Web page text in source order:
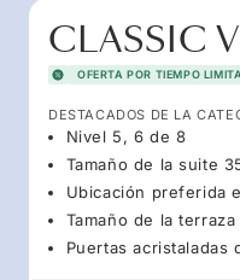
CLASSIC
OFERTA POR TIEMPO
DESTACADOS DE LA
Nivel 5, 6 de 8
Tamaño de la suite
Ubicación preferida
Tamaño de la
Puertas acristaladas